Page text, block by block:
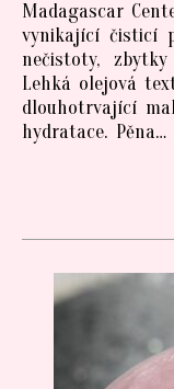
Madagascar
vynikající čisticí
nečistoty,
Lehká olejová
dlouhotrvající
hydratace. Pěna…